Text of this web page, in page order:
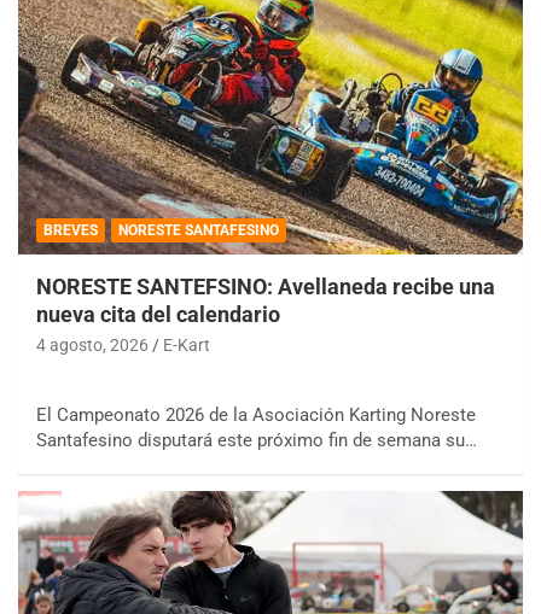
BREVES NORESTE SANTAFESINO
NORESTE SANTEFSINO: Avellaneda recibe una
nueva cita del calendario
4 agosto, 2026 E-Kart
El Campeonato 2026 de la Asociación Karting Noreste
Santafesino disputará este próximo fin de semana su…